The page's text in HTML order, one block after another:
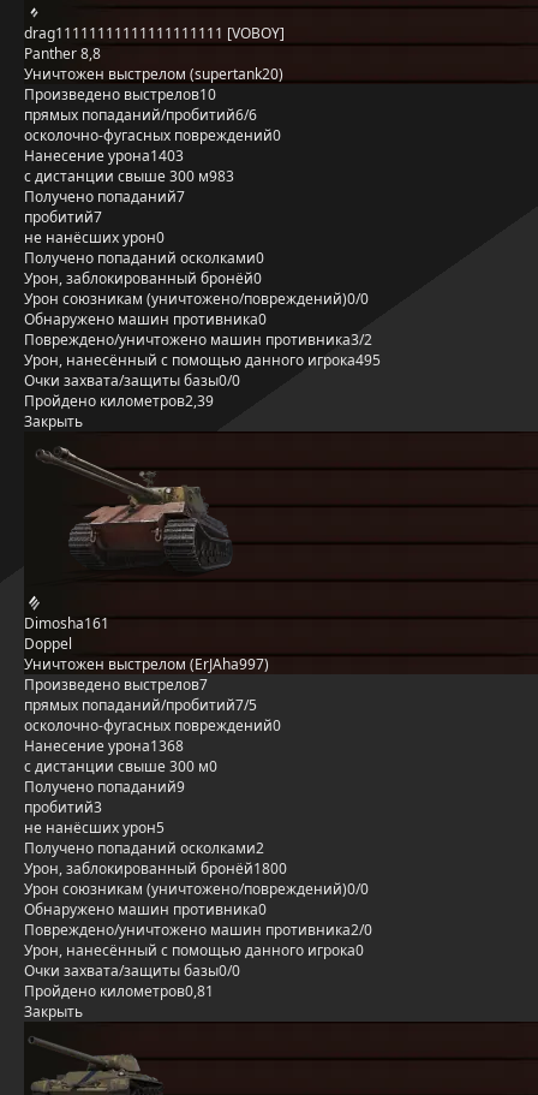
drag11111111111111111111 [VOBOY]
Panther 8,8
Уничтожен выстрелом (supertank20)
Произведено выстрелов10
прямых попаданий/пробитий6/6
осколочно-фугасных повреждений0
Нанесение урона1403
с дистанции свыше 300 м983
Получено попаданий7
пробитий7
не нанёсших урон0
Получено попаданий осколками0
Урон, заблокированный бронёй0
Урон союзникам (уничтожено/повреждений)0/0
Обнаружено машин противника0
Повреждено/уничтожено машин противника3/2
Урон, нанесённый с помощью данного игрока495
Очки захвата/защиты базы0/0
Пройдено километров2,39
Закрыть
Dimosha161
Doppel
Уничтожен выстрелом (ErJAha997)
Произведено выстрелов7
прямых попаданий/пробитий7/5
осколочно-фугасных повреждений0
Нанесение урона1368
с дистанции свыше 300 м0
Получено попаданий9
пробитий3
не нанёсших урон5
Получено попаданий осколками2
Урон, заблокированный бронёй1800
Урон союзникам (уничтожено/повреждений)0/0
Обнаружено машин противника0
Повреждено/уничтожено машин противника2/0
Урон, нанесённый с помощью данного игрока0
Очки захвата/защиты базы0/0
Пройдено километров0,81
Закрыть